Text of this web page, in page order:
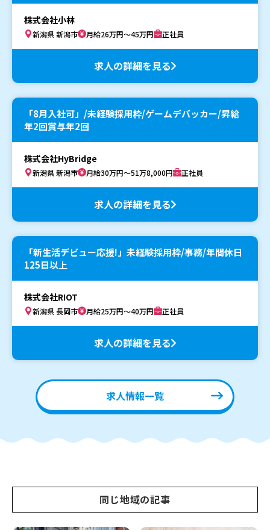
株式会社小林
新潟県 新潟市 月給26万円～45万円 正社員
求人の詳細を見る
「8月入社可」/未経験採用枠/ゲームデバッカー/昇給
年2回賞与年2回
株式会社HyBridge
新潟県 新潟市 月給30万円～51万8,000円 正社員
求人の詳細を見る
「新生活デビュー応援!」未経験採用枠/事務/年間休日
125日以上
株式会社RIOT
新潟県 長岡市 月給25万円～40万円 正社員
求人の詳細を見る
求人情報一覧
同じ地域の記事